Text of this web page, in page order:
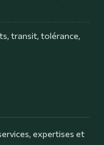
transit, tolérance,
expertises et